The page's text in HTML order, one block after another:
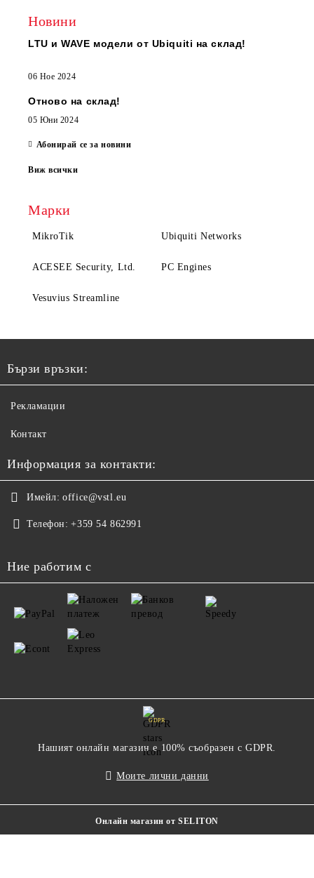
Новини
LTU и WAVE модели от Ubiquiti на склад!
06 Ное 2024
Отново на склад!
05 Юни 2024
Абонирай се за новини
Виж всички
Марки
MikroTik Ubiquiti Networks
ACESEE Security, Ltd. PC Engines
Vesuvius Streamline
Бързи връзки:
Рекламации
Контакт
Информация за контакти:
Имейл: office@vstl.eu
Телефон: +359 54 862991
Ние работим с
GDPR
Нашият онлайн магазин е 100% съобразен с GDPR.
Моите лични данни
Онлайн магазин от SELITON